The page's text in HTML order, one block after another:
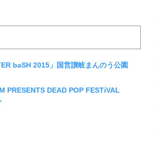
baSH 2015」国営讃岐まんのう公園
PRESENTS DEAD POP FESTiVAL